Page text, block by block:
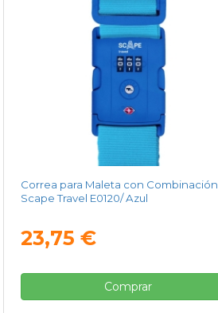
Correa para Maleta con Combinación
Scape Travel E0120/ Azul
23,75 €
Comprar